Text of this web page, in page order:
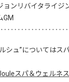
ンリバイタライジ
GM
シュ”についてはス
スパ＆ウェルネス